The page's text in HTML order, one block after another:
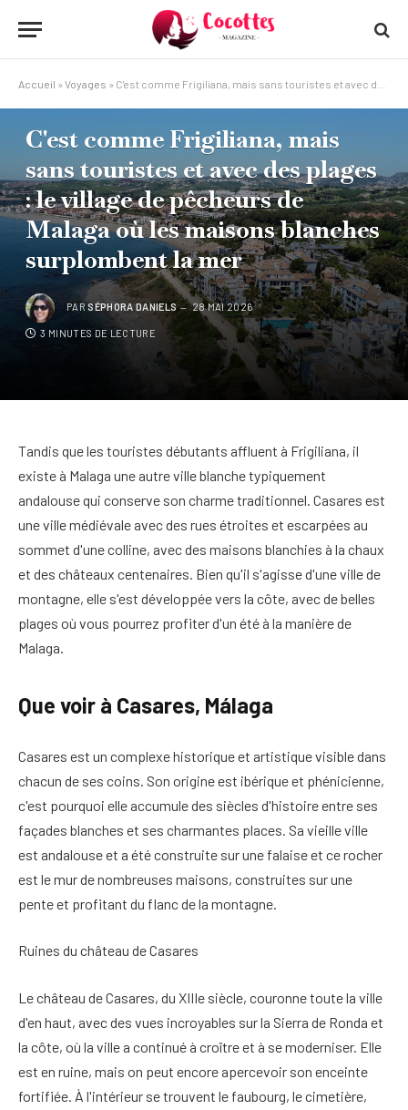
Accueil » Voyages » C'est comme Frigiliana, mais sans touristes et avec des plages : le village de pêcheurs de Malaga où les maisons blanches surplombent la mer
C'est comme Frigiliana, mais
sans touristes et avec des plages
: le village de pêcheurs de
Malaga où les maisons blanches
surplombent la mer
PAR SÉPHORA DANIELS 28 MAI 2026
3 MINUTES DE LECTURE
Tandis que les touristes débutants affluent à Frigiliana, il
existe à Malaga une autre ville blanche typiquement
andalouse qui conserve son charme traditionnel. Casares est
une ville médiévale avec des rues étroites et escarpées au
sommet d'une colline, avec des maisons blanchies à la chaux
et des châteaux centenaires. Bien qu'il s'agisse d'une ville de
montagne, elle s'est développée vers la côte, avec de belles
plages où vous pourrez profiter d'un été à la manière de
Malaga.
Que voir à Casares, Málaga
Casares est un complexe historique et artistique visible dans
chacun de ses coins. Son origine est ibérique et phénicienne,
c'est pourquoi elle accumule des siècles d'histoire entre ses
façades blanches et ses charmantes places. Sa vieille ville
est andalouse et a été construite sur une falaise et ce rocher
est le mur de nombreuses maisons, construites sur une
pente et profitant du flanc de la montagne.
Ruines du château de Casares
Le château de Casares, du XIIIe siècle, couronne toute la ville
d'en haut, avec des vues incroyables sur la Sierra de Ronda et
la côte, où la ville a continué à croître et à se moderniser. Elle
est en ruine, mais on peut encore apercevoir son enceinte
fortifiée. À l'intérieur se trouvent le faubourg, le cimetière,